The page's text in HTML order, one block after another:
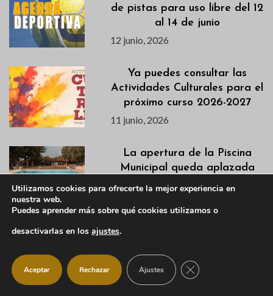
de pistas para uso libre del 12
al 14 de junio
12 junio, 2026
Ya puedes consultar las
Actividades Culturales para el
próximo curso 2026-2027
11 junio, 2026
La apertura de la Piscina
Municipal queda aplazada
incidencia técnica
11 junio, 2026
proteger los espacios
naturales
Utilizamos cookies para ofrecerte la mejor experiencia en
nuestra web.
Puedes aprender más sobre qué cookies utilizamos o
desactivarlas en los ajustes.
Aceptar Rechazar Ajustes CERRAR EL